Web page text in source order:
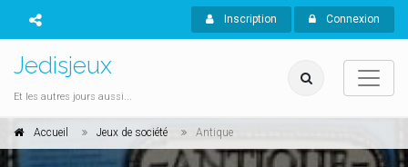
Inscription Connexion
Jedisjeux
Et les autres jours aussi...
Accueil Jeux de société Antique